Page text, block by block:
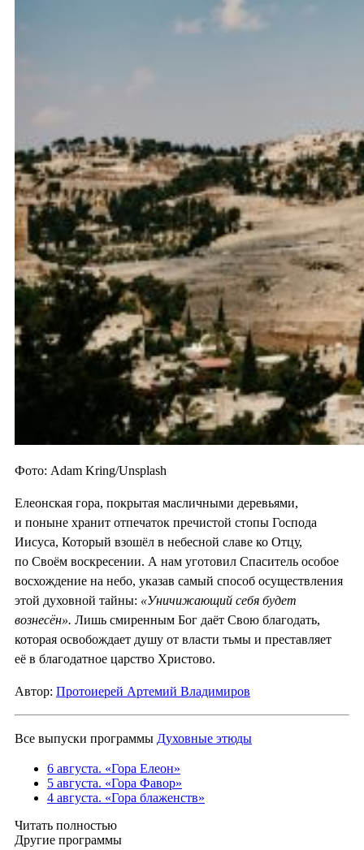
Фото: Adam Kring/Unsplash
Елеонская гора, покрытая масличными деревьями,
и поныне хранит отпечаток пречистой стопы Господа
Иисуса, Который взошёл в небесной славе ко Отцу,
по Своём воскресении. А нам уготовил Спаситель особое
восхождение на небо, указав самый способ осуществления
этой духовной тайны: «Уничижающий себя будет
вознесён». Лишь смиренным Бог даёт Свою благодать,
которая освобождает душу от власти тьмы и преставляет
её в благодатное царство Христово.
Автор: Протоиерей Артемий Владимиров
Все выпуски программы Духовные этюды
6 августа. «Гора Елеон»
5 августа. «Гора Фавор»
4 августа. «Гора блаженств»
Читать полностью
Другие программы